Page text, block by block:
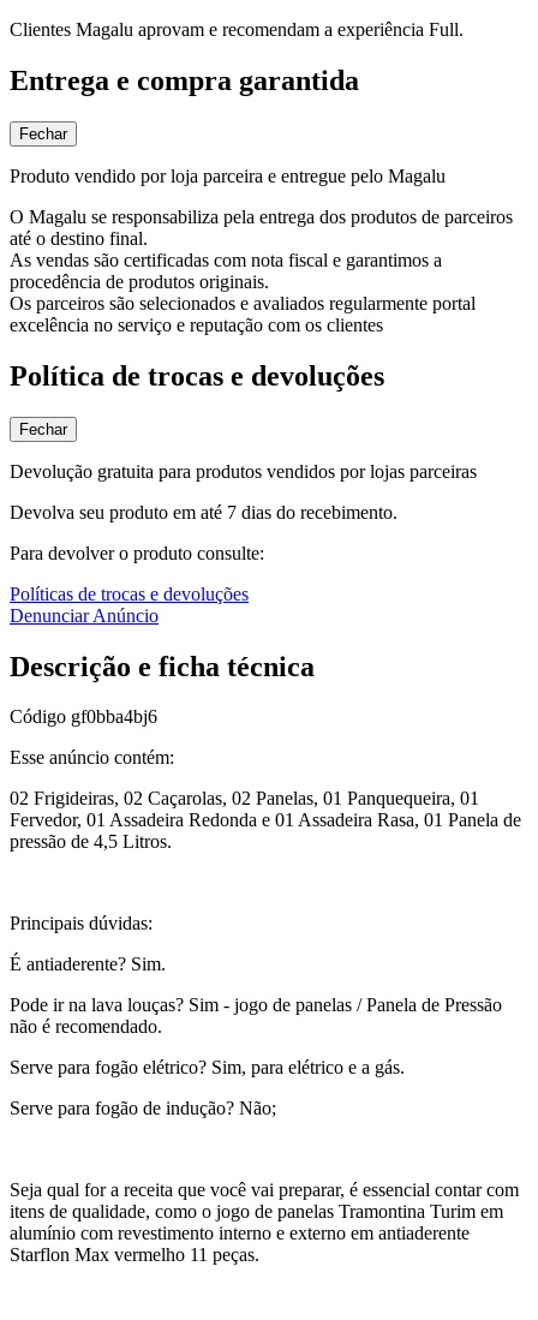
Clientes Magalu aprovam e recomendam a experiência Full.
Entrega e compra garantida
Fechar
Produto vendido por loja parceira e entregue pelo Magalu
O Magalu se responsabiliza pela entrega dos produtos de parceiros
até o destino final.
As vendas são certificadas com nota fiscal e garantimos a
procedência de produtos originais.
Os parceiros são selecionados e avaliados regularmente portal
excelência no serviço e reputação com os clientes
Política de trocas e devoluções
Fechar
Devolução gratuita para produtos vendidos por lojas parceiras
Devolva seu produto em até 7 dias do recebimento.
Para devolver o produto consulte:
Políticas de trocas e devoluções
Denunciar Anúncio
Descrição e ficha técnica
Código gf0bba4bj6
Esse anúncio contém:
02 Frigideiras, 02 Caçarolas, 02 Panelas, 01 Panquequeira, 01
Fervedor, 01 Assadeira Redonda e 01 Assadeira Rasa, 01 Panela de
pressão de 4,5 Litros.
Principais dúvidas:
É antiaderente? Sim.
Pode ir na lava louças? Sim - jogo de panelas / Panela de Pressão
não é recomendado.
Serve para fogão elétrico? Sim, para elétrico e a gás.
Serve para fogão de indução? Não;
Seja qual for a receita que você vai preparar, é essencial contar com
itens de qualidade, como o jogo de panelas Tramontina Turim em
alumínio com revestimento interno e externo em antiaderente
Starflon Max vermelho 11 peças.